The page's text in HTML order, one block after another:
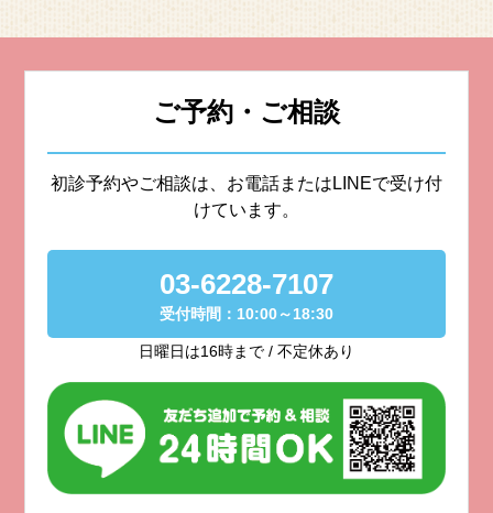
ご予約・ご相談
初診予約やご相談は、お電話またはLINEで受け付
けています。
03-6228-7107
受付時間：10:00～18:30
日曜日は16時まで / 不定休あり